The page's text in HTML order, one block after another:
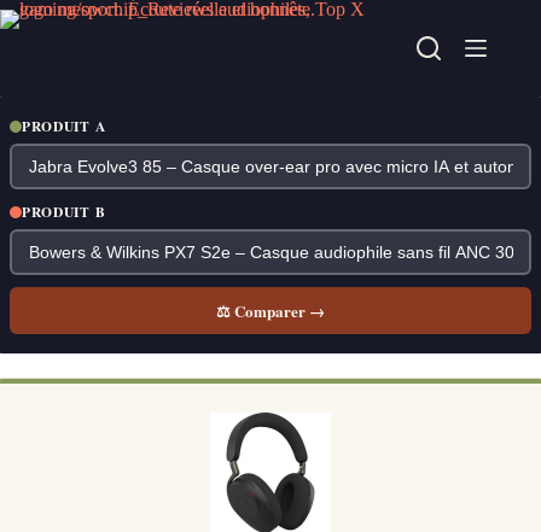
Passer
au
PRODUIT A
PRODUIT B
⚖ Comparer →